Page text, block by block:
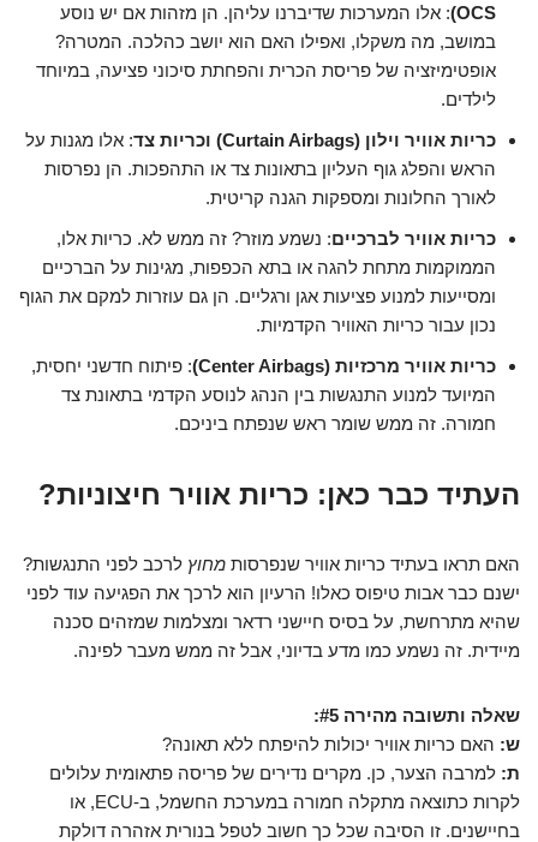
OCS) : אלו המערכות שדיברנו עליהן. הן מזהות אם יש נוסע
במושב, מה משקלו, ואפילו האם הוא יושב כהלכה. המטרה?
אופטימיזציה של פריסת הכרית והפחתת סיכוני פציעה, במיוחד
לילדים.
כריות אוויר וילון (Curtain Airbags) וכריות צד
: אלו מגנות על
הראש והפלג גוף העליון בתאונות צד או התהפכות. הן נפרסות
לאורך החלונות ומספקות הגנה קריטית.
כריות אוויר לברכיים: נשמע מוזר? זה ממש לא. כריות אלו,
הממוקמות מתחת להגה או בתא הכפפות, מגינות על הברכיים
ומסייעות למנוע פציעות אגן ורגליים. הן גם עוזרות למקם את הגוף
נכון עבור כריות האוויר הקדמיות.
כריות אוויר מרכזיות (Center Airbags)
: פיתוח חדשני יחסית,
המיועד למנוע התנגשות בין הנהג לנוסע הקדמי בתאונת צד
חמורה. זה ממש שומר ראש שנפתח ביניכם.
העתיד כבר כאן: כריות אוויר חיצוניות?
האם תראו בעתיד כריות אוויר שנפרסות מחוץ לרכב לפני התנגשות?
ישנם כבר אבות טיפוס כאלו! הרעיון הוא לרכך את הפגיעה עוד לפני
שהיא מתרחשת, על בסיס חיישני רדאר ומצלמות שמזהים סכנה
מיידית. זה נשמע כמו מדע בדיוני, אבל זה ממש מעבר לפינה.
שאלה ותשובה מהירה #5:
ש: האם כריות אוויר יכולות להיפתח ללא תאונה?
ת: למרבה הצער, כן. מקרים נדירים של פריסה פתאומית עלולים
לקרות כתוצאה מתקלה חמורה במערכת החשמל, ב-ECU, או
בחיישנים. זו הסיבה שכל כך חשוב לטפל בנורית אזהרה דולקת